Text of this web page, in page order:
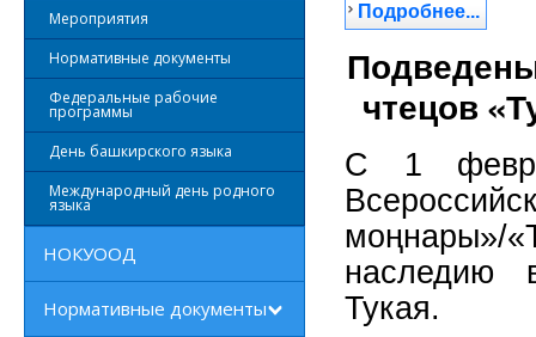
Мероприятия
Нормативные документы
Федеральные рабочие
программы
День башкирского языка
Международный день родного
языка
НОКУООД
Нормативные документы
Подробнее...
Подведены
чтецов
С 1
моңнары»/
наследию
Тукая.